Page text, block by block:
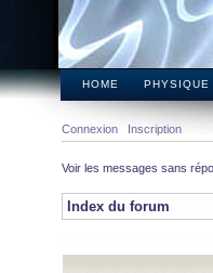
HOME PHYSIQUE
Connexion Inscription
Voir les messages sans
Index du forum